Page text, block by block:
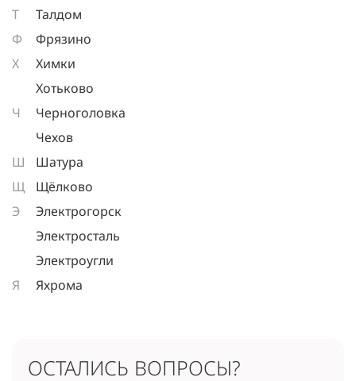
Т
Талдом
Ф
Фрязино
Х
Химки
Хотьково
Ч
Черноголовка
Чехов
Ш
Шатура
Щ
Щёлково
Э
Электрогорск
Электросталь
Электроугли
Я
Яхрома
ОСТАЛИСЬ ВОПРОСЫ?